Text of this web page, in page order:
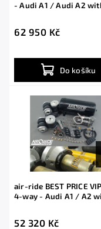
- Audi A1 / Audi A2
62 950 Kč
Do košíku
air-ride BEST PRICE
4-way - Audi A1 / A2
52 320 Kč